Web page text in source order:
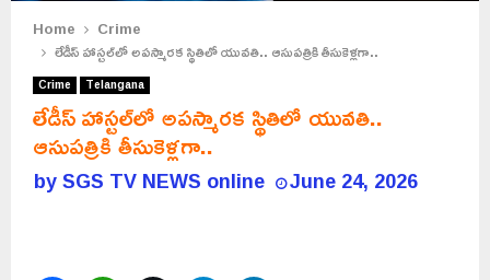
Home
Crime
లేడీస్ హాస్టల్‌లో అపస్మారక స్థితిలో యువతి.. ఆసుపత్రికి తీసుకెళ్లగా..
Crime Telangana
లేడీస్ హాస్టల్‌లో అపస్మారక స్థితిలో యువతి..
ఆసుపత్రికి తీసుకెళ్లగా..
bySGS TV NEWS online June 24, 2026